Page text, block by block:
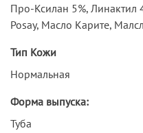
Про-Ксилан 5%, Линактил
Posay, Масло Карите,
Тип Кожи
Нормальная
Форма выпуска:
Туба